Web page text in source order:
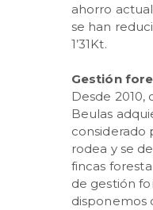
ahorro
se han
1’31Kt.
Gestión
Desde 2010,
Beulas
considerado
rodea y se
fincas
de gestión
disponemos